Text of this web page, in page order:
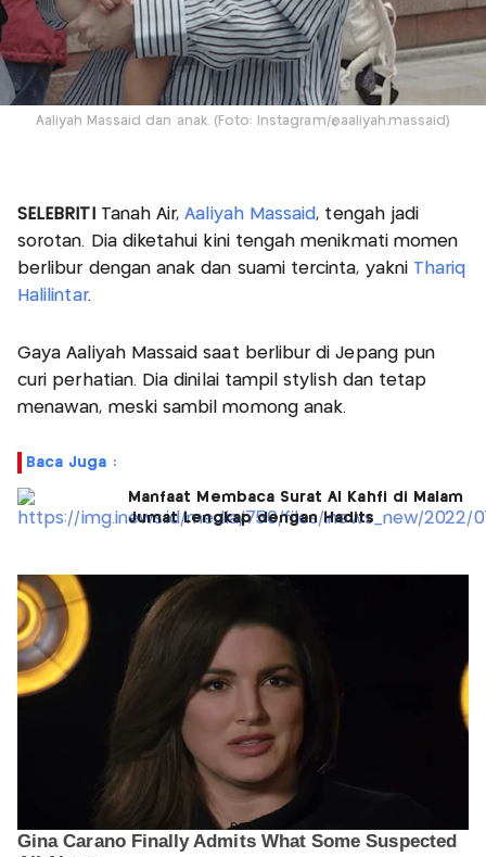
Aaliyah Massaid dan anak. (Foto: Instagram/@aaliyah.massaid)
SELEBRITI Tanah Air,Aaliyah Massaid , tengah jadi
sorotan. Dia diketahui kini tengah menikmati momen
berlibur dengan anak dan suami tercinta, yakni Thariq
Halilintar.
Gaya Aaliyah Massaid saat berlibur di Jepang pun
curi perhatian. Dia dinilai tampil stylish dan tetap
menawan, meski sambil momong anak.
Baca Juga :
Manfaat Membaca Surat Al Kahfi di Malam
Jumat Lengkap dengan Hadits